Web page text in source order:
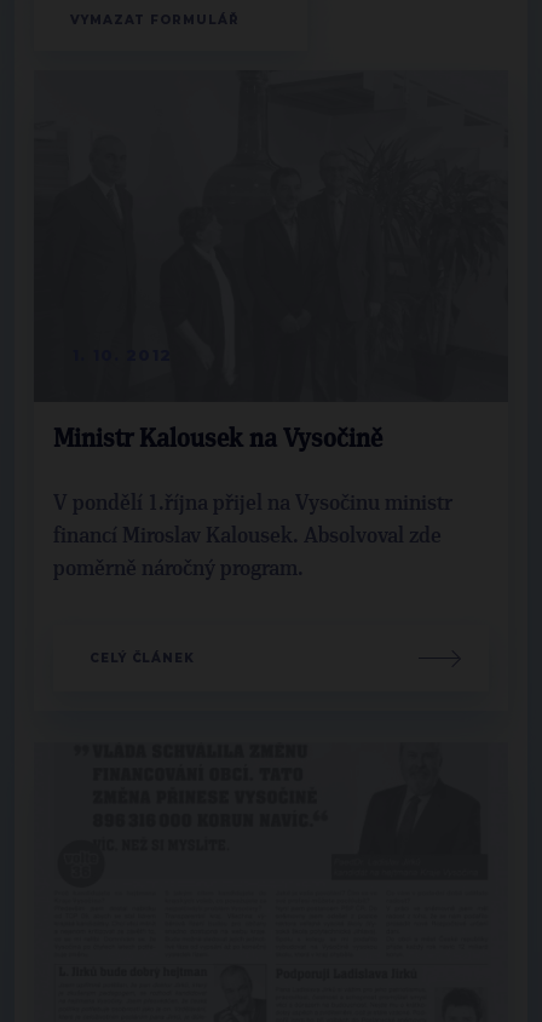
Ministr Kalousek na Vysočině
V pondělí 1.října přijel na Vysočinu ministr
financí Miroslav Kalousek. Absolvoval zde
poměrně náročný program.
CELÝ ČLÁNEK